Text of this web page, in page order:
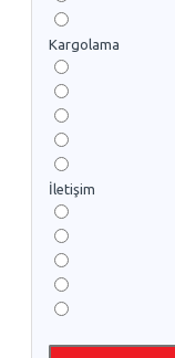
Kargolama
İletişim